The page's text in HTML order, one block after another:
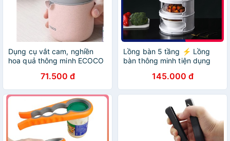
Dụng cụ vắt cam, nghiền
hoa quả thông minh ECOCO
71.500 đ
Lồng bàn 5 tầng ⚡️ Lồng
bàn thông minh tiện dụng
145.000 đ